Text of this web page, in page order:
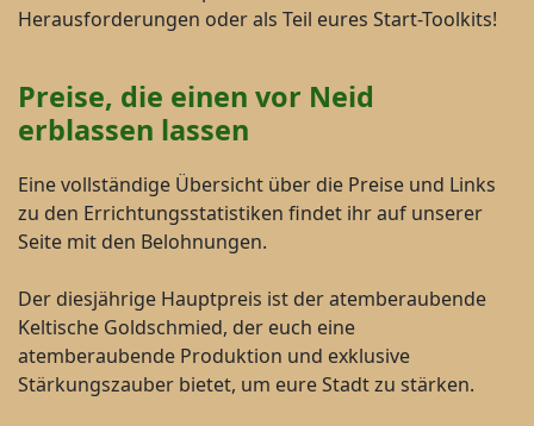
Herausforderungen oder als Teil eures Start-Toolkits!
Preise, die einen vor Neid
erblassen lassen
Eine vollständige Übersicht über die Preise und Links
zu den Errichtungsstatistiken findet ihr auf unserer
Seite mit den Belohnungen.
Der diesjährige Hauptpreis ist der atemberaubende
Keltische Goldschmied, der euch eine
atemberaubende Produktion und exklusive
Stärkungszauber bietet, um eure Stadt zu stärken.